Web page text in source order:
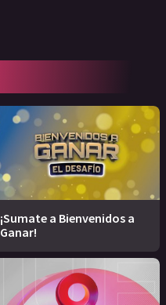
¡Sumate a Bienvenidos a
Ganar!